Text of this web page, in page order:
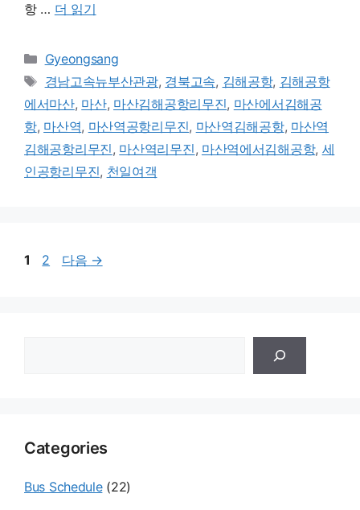
항 … 더 읽기
카
테
고
리
Gyeongsang
태
그
경남고속뉴부산관광, 경북고속, 김해공항, 김해공항
에서마산, 마산, 마산김해공항리무진, 마산에서김해공
항, 마산역, 마산역공항리무진, 마산역김해공항, 마산역
김해공항리무진, 마산역리무진, 마산역에서김해공항, 세
인공항리무진, 천일여객
페
1
페
2 다음 →
Categories
Bus Schedule(22)